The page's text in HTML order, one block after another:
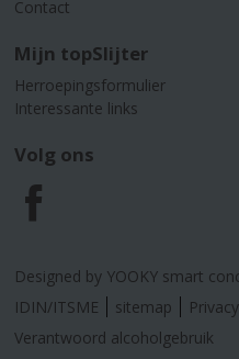
Contact
Mijn topSlijter
Herroepingsformulier
Interessante links
Volg ons
F
a
c
Designed by YOOKY smart
IDIN/ITSME
sitemap
Verantwoord alcoholgebruik